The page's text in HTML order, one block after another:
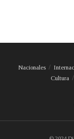
Nacionales
Cultura